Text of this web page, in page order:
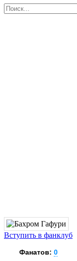
Вступить в фанклуб
Фанатов: 0